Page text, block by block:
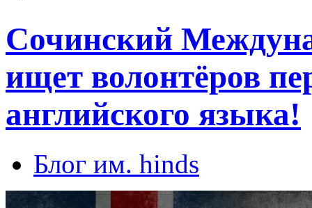
Сочинский
ищет волонтёров
английского языка!
Блог им. hinds